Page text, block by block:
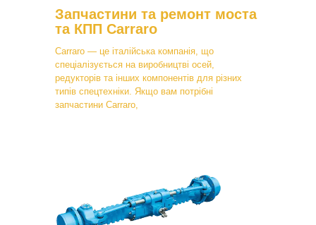
Запчастини та ремонт моста
та КПП Carraro
Carraro — це італійська компанія, що
спеціалізується на виробництві осей,
редукторів та інших компонентів для різних
типів спецтехніки. Якщо вам потрібні
запчастини Carraro,